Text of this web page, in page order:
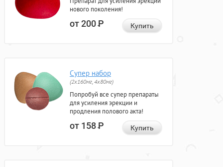
нового поколения!
от 200Р Купить
Супер набор
(2х160мг, 4х80мг)
Попробуй все супер препараты
для усиления эрекции и
продления полового акта!
от 158Р Купить